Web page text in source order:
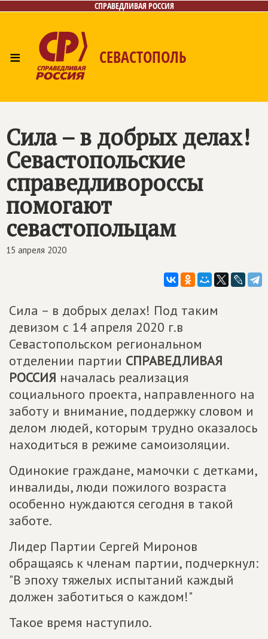
СПРАВЕДЛИВАЯ РОССИЯ
≡ СЕВАСТОПОЛЬ
Контакты
Сила – в добрых делах!
Севастопольские
справедливороссы
помогают
севастопольцам
15 апреля 2020
Сила – в добрых делах! Под таким
девизом с 14 апреля 2020 г.в
Севастопольском региональном
отделении партии СПРАВЕДЛИВАЯ
РОССИЯ началась реализация
социального проекта, направленного на
заботу и внимание, поддержку словом и
делом людей, которым трудно оказалось
находиться в режиме самоизоляции.
Одинокие граждане, мамочки с детками,
инвалиды, люди пожилого возраста
особенно нуждаются сегодня в такой
заботе.
Лидер Партии Сергей Миронов
обращаясь к членам партии, подчеркнул:
"В эпоху тяжелых испытаний каждый
должен заботиться о каждом!"
Такое время наступило.